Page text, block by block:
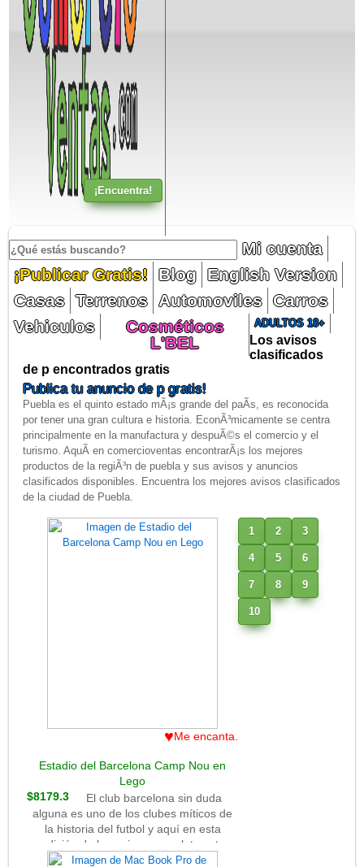
Mi cuenta
¡Publicar Gratis!
Blog English Version
Casas Terrenos Automoviles Carros
Vehiculos
Cosméticos
L'BEL
ADULTOS 18+
Los avisos
clasificados
de p encontrados gratis
Publica tu anuncio de p gratis!
Puebla es el quinto estado mÃ¡s grande del paÃ­s, es reconocida
por tener una gran cultura e historia. EconÃ³micamente se centra
principalmente en la manufactura y despuÃ©s el comercio y el
turismo. AquÃ­ en comercioventas encontrarÃ¡s los mejores
productos de la regiÃ³n de puebla y sus avisos y anuncios
clasificados disponibles. Encuentra los mejores avisos clasificados
de la ciudad de Puebla.
♥Me encanta.
Estadio del Barcelona Camp Nou en
Lego
$8179.3
El club barcelona sin duda
alguna es uno de los clubes míticos de
la historia del futbol y aquí en esta
edición de lego viene completo este
genial estadios. Ten el emblematico
1 2 3
4 5 6
7 8 9
10